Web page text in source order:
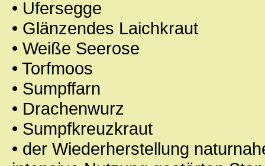
• Ufersegge
• Glänzendes Laichkraut
• Weiße Seerose
• Torfmoos
• Sumpffarn
• Drachenwurz
• Sumpfkreuzkraut
• der Wiederherstellung